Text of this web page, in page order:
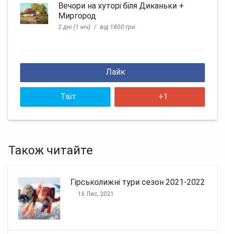
Вечори на хуторі біля Диканьки +
Миргород
2 дні (1 ніч) від 1800 грн.
Лайк
Твіт +1
Також читайте
Гірськолижні тури сезон 2021-2022
16 Лис, 2021